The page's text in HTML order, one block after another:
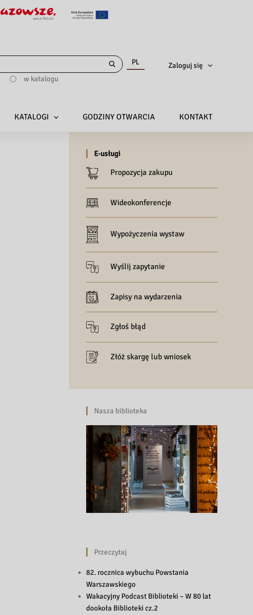
w katalogu
PL Zaloguj się
KATALOGI GODZINY OTWARCIA KONTAKT
E-usługi
Propozycja zakupu
Wideokonferencje
Wypożyczenia wystaw
Wyślij zapytanie
Zapisy na wydarzenia
Zgłoś błąd
Złóż skargę lub wniosek
Nasza biblioteka
Przeczytaj
82. rocznica wybuchu Powstania
Warszawskiego
Wakacyjny Podcast Biblioteki – W 80 lat
dookoła Biblioteki cz.2